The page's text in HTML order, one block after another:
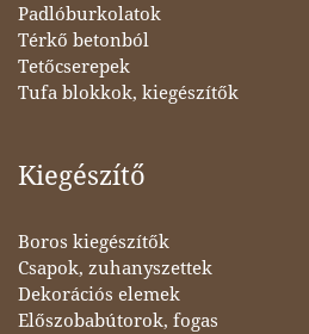
Padlóburkolatok
Térkő betonból
Tetőcserepek
Tufa blokkok, kiegészítők
Kiegészítő
Boros kiegészítők
Csapok, zuhanyszettek
Dekorációs elemek
Előszobabútorok, fogas